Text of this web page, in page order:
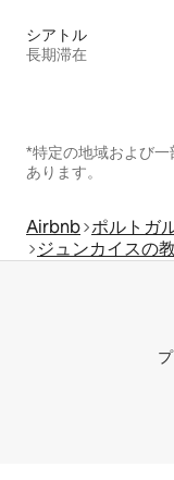
シアトル
長期滞在
*特定の地域および
あります。
Airbnb ポルトガ
ジュンカイスの